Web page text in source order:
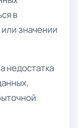
в
значении
недостатка